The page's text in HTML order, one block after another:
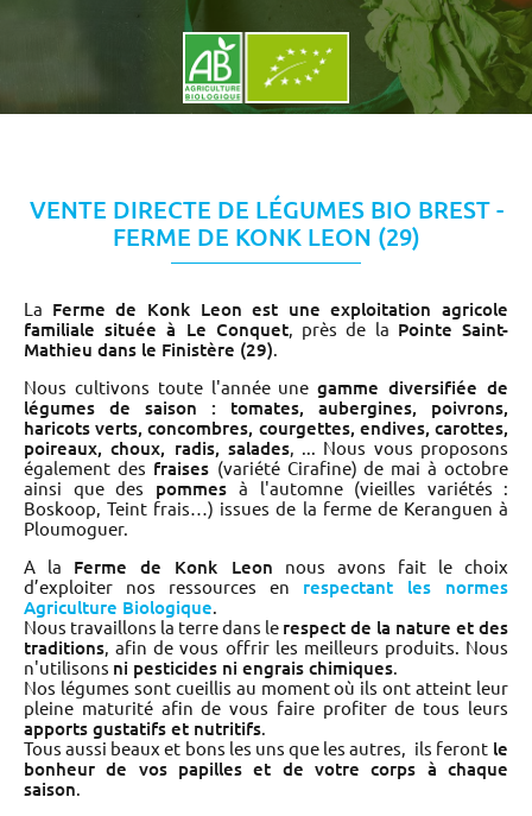
VENTE DIRECTE DE LÉGUMES BIO BREST -
FERME DE KONK LEON (29)
La Ferme de Konk Leon est une exploitation agricole
familiale située à Le Conquet, près de la Pointe Saint-
Mathieu dans le Finistère (29).
Nous cultivons toute l'année unegamme diversifiée de
légumes de saison : tomates, aubergines, poivrons,
haricots verts, concombres, courgettes, endives, carottes,
poireaux, choux, radis, salades, ... Nous vous proposons
également des fraises (variété Cirafine) de mai à octobre
ainsi que des pommes à l'automne (vieilles variétés :
Boskoop, Teint frais…) issues de la ferme de Keranguen à
Ploumoguer.
A la Ferme de Konk Leon nous avons fait le choix
d’exploiter nos ressources en respectant les normes
Agriculture Biologique.
Nous travaillons la terre dans le respect de la nature et des
traditions, afin de vous offrir les meilleurs produits. Nous
n'utilisons ni pesticides ni engrais chimiques.
Nos légumes sont cueillis au moment où ils ont atteint leur
pleine maturité afin de vous faire profiter de tous leurs
apports gustatifs et nutritifs.
Tous aussi beaux et bons les uns que les autres, ils ferontle
bonheur de vos papilles et de votre corps à chaque
saison.